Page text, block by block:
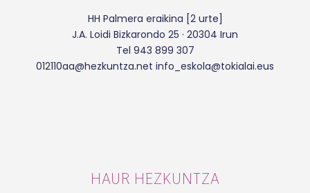
HH Palmera eraikina [2 urte]
J.A. Loidi Bizkarondo 25 · 20304 Irun
Tel 943 899 307
012110aa@hezkuntza.net info_eskola@tokialai.eus
HAUR HEZKUNTZA